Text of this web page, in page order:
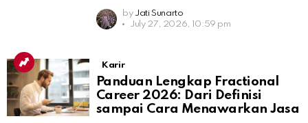
by Jati Sunarto
July 27, 2026, 10:59 pm
Karir
Panduan Lengkap Fractional
Career 2026: Dari Definisi
sampai Cara Menawarkan Jasa